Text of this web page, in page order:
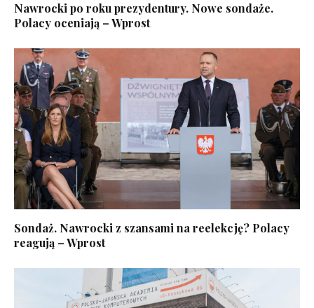
Nawrocki po roku prezydentury. Nowe sondaże.
Polacy oceniają – Wprost
Sondaż. Nawrocki z szansami na reelekcję? Polacy
reagują – Wprost